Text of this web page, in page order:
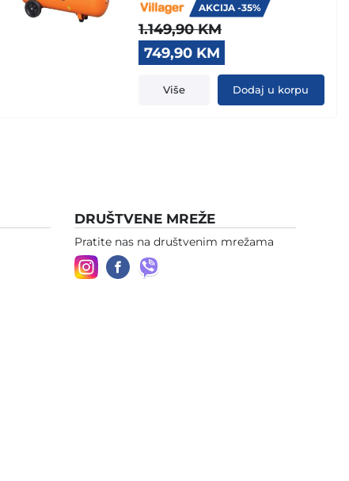
AKCIJA -35%
1.149,90KM
Original
price
was:
1.149,90 KM.
749,90 KM
price
is:
749,90 KM.
Više Dodaj u korpu
DRUŠTVENE MREŽE
Pratite nas na društvenim mrežama